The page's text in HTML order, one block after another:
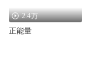
2.4万
正能量